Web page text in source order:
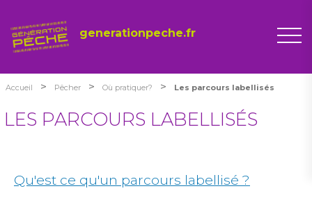
generationpeche.fr
Accueil > Pêcher > Où pratiquer? > Les parcours labellisés
LES PARCOURS LABELLISÉS
Qu'est ce qu'un parcours labellisé ?